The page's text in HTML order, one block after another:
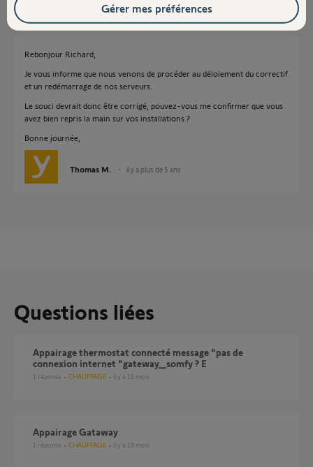
Rebonjour Richard,
Je vous informe que nous venons de procéder au déloiement du correctif
et un redémarrage de nos serveurs.
Le souci devrait donc être corrigé, pouvez-vous me confirmer que vous
avez bien repris la main sur vos installations ?
Bonne journée,
Thomas M. il y a plus de 5 ans
Questions liées
Appairage thermostat connecté message "pas de
connexion internet "gateway_somfy ? E
1 réponse CHAUFFAGE il y a 11 mois
Appairage Gataway
1 réponse CHAUFFAGE il y a 10 mois
Gérer mes préférences